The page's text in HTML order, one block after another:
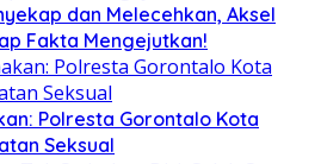
dan Melecehkan, Aksel
Fakta Mengejutkan!
Polresta Gorontalo Kota
Seksual